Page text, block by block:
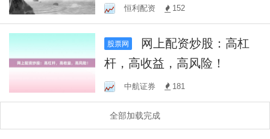
恒利配资 152
股票网
杆，高收益，高风险！
中航证券 181
全部加载完成